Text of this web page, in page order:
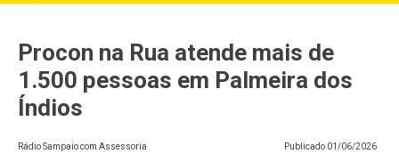
Procon na Rua atende mais de
1.500 pessoas em Palmeira dos
Índios
Rádio Sampaio com Assessoria Publicado 01/06/2026